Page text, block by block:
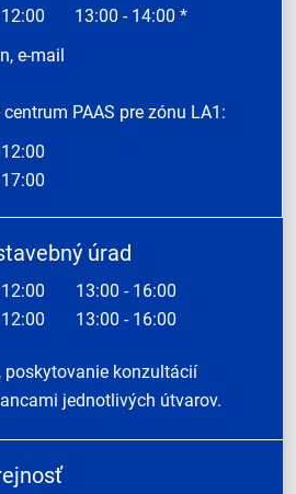
13:00 - 14:00 *
e-mail
PAAS pre zónu LA1:
úrad
13:00 - 16:00
13:00 - 16:00
poskytovanie konzultácií
jednotlivých útvarov.